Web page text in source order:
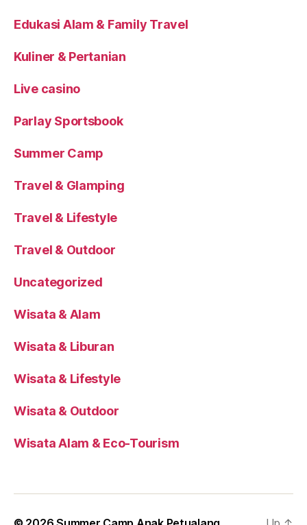
Edukasi Alam & Family Travel
Kuliner & Pertanian
Live casino
Parlay Sportsbook
Summer Camp
Travel & Glamping
Travel & Lifestyle
Travel & Outdoor
Uncategorized
Wisata & Alam
Wisata & Liburan
Wisata & Lifestyle
Wisata & Outdoor
Wisata Alam & Eco-Tourism